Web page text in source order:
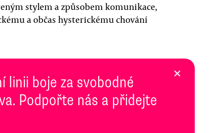
stylem a způsobem komunikace,
a občas hysterickému chování
linii boje za svobodné
Podpořte nás a přidejte
×